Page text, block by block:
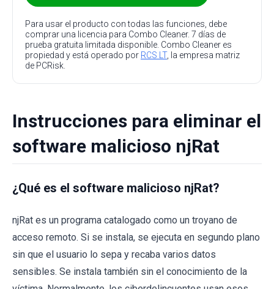
Para usar el producto con todas las funciones, debe
comprar una licencia para Combo Cleaner. 7 días de
prueba gratuita limitada disponible. Combo Cleaner es
propiedad y está operado por RCS LT, la empresa matriz
de PCRisk.
Instrucciones para eliminar el
software malicioso njRat
¿Qué es el software malicioso njRat?
njRat es un programa catalogado como un troyano de
acceso remoto. Si se instala, se ejecuta en segundo plano
sin que el usuario lo sepa y recaba varios datos
sensibles. Se instala también sin el conocimiento de la